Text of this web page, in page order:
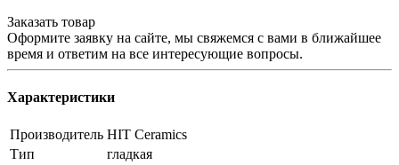
Заказать товар
Оформите заявку на сайте, мы свяжемся с вами в ближайшее
время и ответим на все интересующие вопросы.
Характеристики
Производитель HIT Ceramics
Тип
гладкая